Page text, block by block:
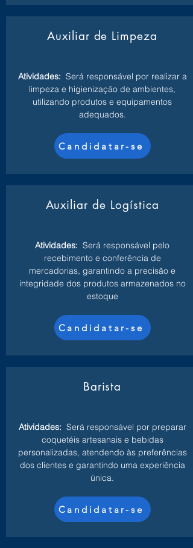
Auxiliar de Limpeza
Atividades: Será responsável por realizar a
limpeza e higienização de ambientes,
utilizando produtos e equipamentos
adequados.
Candidatar-se
Auxiliar de Logística
Atividades: Será responsável pelo
recebimento e conferência de
mercadorias, garantindo a precisão e
integridade dos produtos armazenados no
estoque
Candidatar-se
Barista
Atividades: Será responsável por preparar
coquetéis artesanais e bebidas
personalizadas, atendendo às preferências
dos clientes e garantindo uma experiência
única.
Candidatar-se